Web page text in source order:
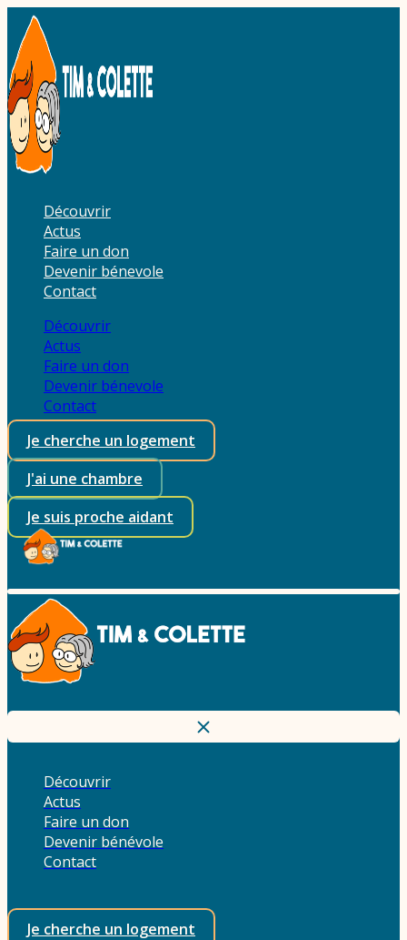
Aller
au
contenu
Découvrir
Actus
Faire un don
Devenir bénevole
Contact
Découvrir
Actus
Faire un don
Devenir bénevole
Contact
Je cherche un logement
J'ai une chambre
Je suis proche aidant
Découvrir
Actus
Faire un don
Devenir bénévole
Contact
Je cherche un logement